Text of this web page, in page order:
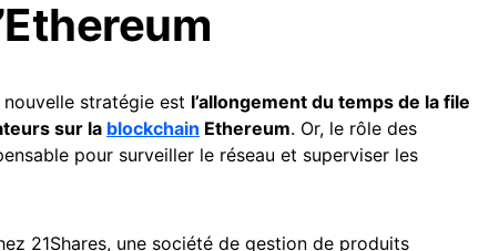
stratégie est l’allongement du temps de la file
sur la blockchain Ethereum. Or, le rôle des
pour surveiller le réseau et superviser les
21Shares, une société de gestion de produits